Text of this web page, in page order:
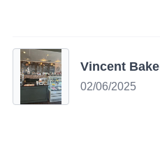
Vincent
02/06/2025